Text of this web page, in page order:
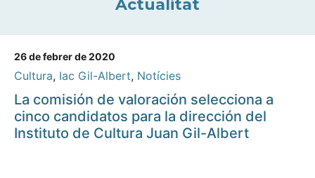
Actualitat
26 de febrer de 2020
Cultura, Iac Gil-Albert, Notícies
La comisión de valoración selecciona a
cinco candidatos para la dirección del
Instituto de Cultura Juan Gil-Albert